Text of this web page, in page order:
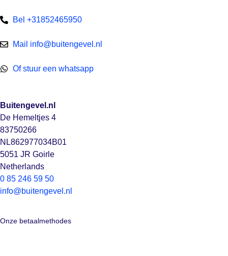
Bel +31852465950
Mail info@buitengevel.nl
Of stuur een whatsapp
Buitengevel.nl
De Hemeltjes 4
83750266
NL862977034B01
5051 JR Goirle
Netherlands
0 85 246 59 50
info@buitengevel.nl
Onze betaalmethodes